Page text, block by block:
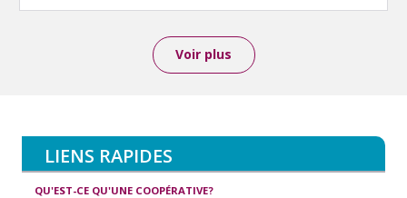
Voir plus
LIENS RAPIDES
QU'EST-CE QU'UNE COOPÉRATIVE?